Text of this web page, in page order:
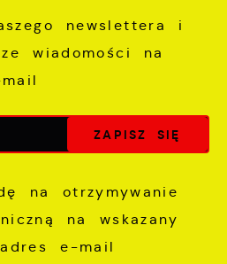
newslettera i
wiadomości na
na otrzymywanie
na wskazany
e-mail